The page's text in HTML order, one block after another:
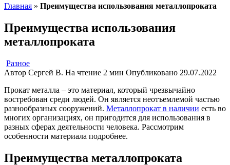
Главная » Преимущества использования металлопроката
Преимущества использования
металлопроката
Разное
Автор Сергей В. На чтение 2 мин Опубликовано 29.07.2022
Прокат металла – это материал, который чрезвычайно
востребован среди людей. Он является неотъемлемой частью
разнообразных сооружений. Металлопрокат в наличии есть во
многих организациях, он пригодится для использования в
разных сферах деятельности человека. Рассмотрим
особенности материала подробнее.
Преимущества металлопроката